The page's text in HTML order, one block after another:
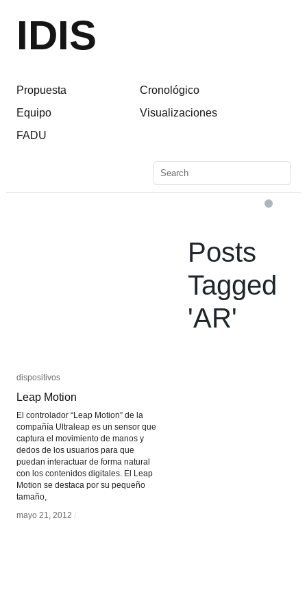
IDIS
Propuesta
Equipo
FADU
Cronológico
Visualizaciones
Posts
Tagged
'AR'
dispositivos
Leap Motion
El controlador “Leap Motion” de la
compañía Ultraleap es un sensor que
captura el movimiento de manos y
dedos de los usuarios para que
puedan interactuar de forma natural
con los contenidos digitales. El Leap
Motion se destaca por su pequeño
tamaño,
mayo 21, 2012 /
dispositivos
Leap Motion
mayo 21, 2012 /